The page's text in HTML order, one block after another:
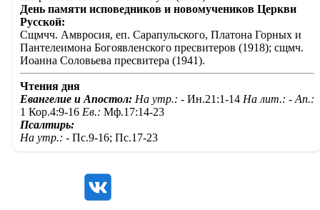
День памяти исповедников и новомучеников Церкви
Русской:
Сщмчч. Амвросия, еп. Сарапульского, Платона Горных и
Пантелеимона Богоявленского пресвитеров (1918); сщмч.
Иоанна Соловьева пресвитера (1941).
Чтения дня
Евангелие и Апостол: На утр.: - Ин.21:1-14 На лит.: - Ап.:
1 Кор.4:9-16 Ев.: Мф.17:14-23
Псалтирь:
На утр.: - Пс.9-16; Пс.17-23